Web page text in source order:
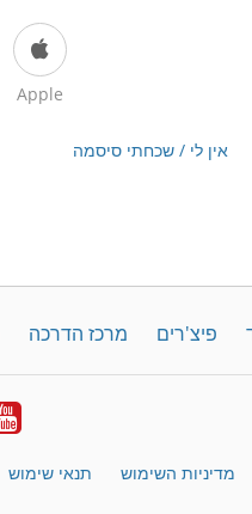
Apple
אין לי / שכחתי סיסמה
פיצ'רים מרכז הדרכה
מדיניות השימוש תנאי שימוש